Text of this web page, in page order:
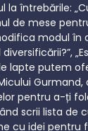
la întrebările:
de mese
modul în
lapte putem
Gurmand,
pentru a-ți
scrii lista de
cu idei pentru